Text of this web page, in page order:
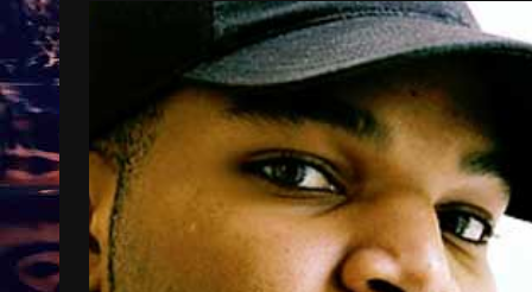
Treinkaartjes worden duurder,
abonnementen verdwijnen
9 months ago